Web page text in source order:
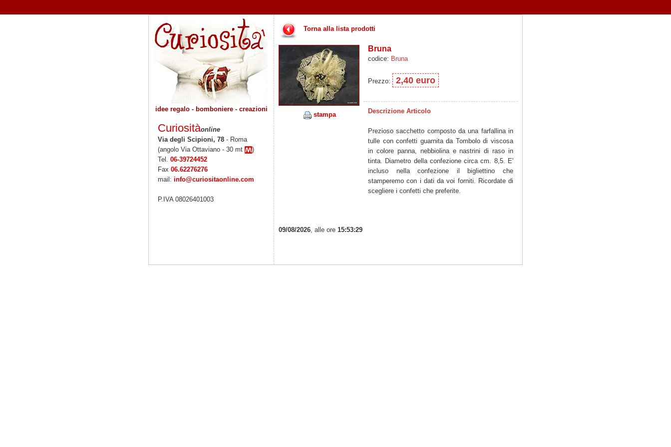
idee regalo - bomboniere - creazioni
Curiositàonline
Via degli Scipioni, 78 - Roma
(angolo Via Ottaviano - 30 mt
)
Tel. 06-39724452
Fax 06.62276276
mail: info@curiositaonline.com
P.IVA 08026401003
Torna alla lista prodotti
stampa
Bruna
codice: Bruna
Prezzo: 2,40 euro
Descrizione Articolo
Prezioso sacchetto composto da una farfallina in
tulle con confetti guarnita da Tombolo di viscosa
in colore panna, nebbiolina e nastrini di raso in
tinta. Diametro della confezione circa cm. 8,5. E'
incluso nella confezione il bigliettino che
stamperemo con i dati da voi forniti. Ricordate di
scegliere i confetti che preferite.
09/08/2026, alle ore 15:53:29